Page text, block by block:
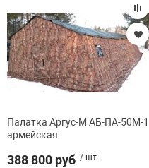
Палатка Аргус-М АБ-ПА-50М-1
армейская
388 800 руб / шт.